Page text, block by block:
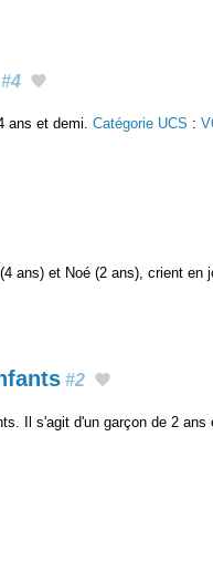
#4
ans et demi. Catégorie UCS :
ans) et Noé (2 ans), crient en
#2
Il s'agit d'un garçon de 2